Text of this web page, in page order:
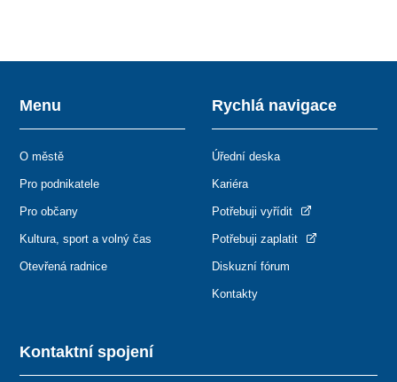
Kontaktní spojení
Menu
O městě
Pro podnikatele
Pro občany
Kultura, sport a volný čas
Otevřená radnice
Rychlá navigace
Úřední deska
Kariéra
Potřebuji vyřídit
Potřebuji zaplatit
Diskuzní fórum
Kontakty